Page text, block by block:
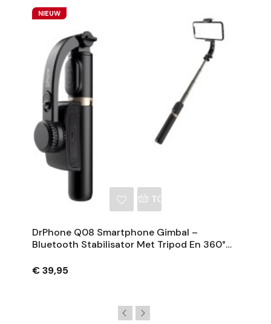
NIEUW
TOEVOEGEN AAN
DrPhone Q08 Smartphone Gimbal –
Bluetooth Stabilisator Met Tripod En 360°
€ 39,95